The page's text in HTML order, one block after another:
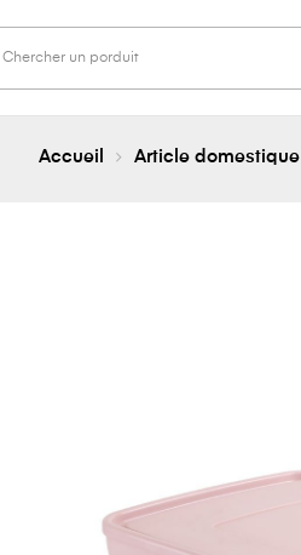
Accueil Article domestique